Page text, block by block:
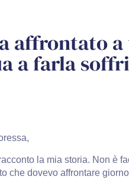
affrontato a
a farla
la mia storia. Non è
che dovevo affrontare